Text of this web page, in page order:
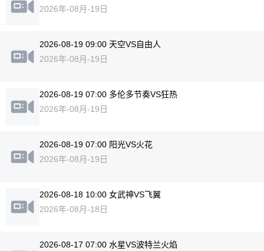
2026年-08月-19日
2026-08-19 09:00 天空VS自由人
2026年-08月-19日
2026-08-19 07:00 多伦多节奏VS狂热
2026年-08月-19日
2026-08-19 07:00 阳光VS火花
2026年-08月-19日
2026-08-18 10:00 女武神VS飞翼
2026年-08月-18日
2026-08-17 07:00 水星VS波特兰火焰